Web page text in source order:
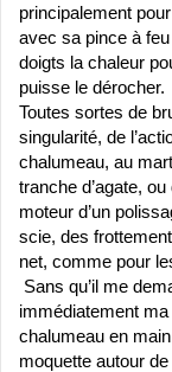
principalement
avec sa pince à
doigts la chaleur
puisse le dérocher.
Toutes sortes de
singularité, de
chalumeau, au
tranche d’agate,
moteur d’un
scie, des
net, comme pour
Sans qu’il me
immédiatement
chalumeau en
moquette autour